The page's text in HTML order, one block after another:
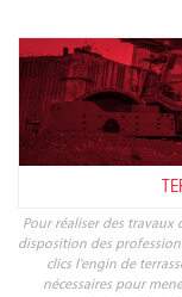
Pour réaliser des travaux
disposition des
clics l'engin de
nécessaires pour